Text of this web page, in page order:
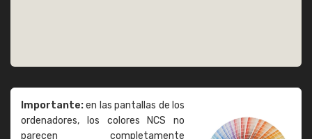
Importante:en las pantallas de los
ordenadores, los colores NCS no
parecen completamente